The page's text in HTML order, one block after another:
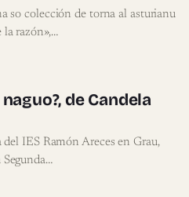
so colección de torna al asturianu
la razón»,…
de Candela
IES Ramón Areces en Grau,
Segunda…